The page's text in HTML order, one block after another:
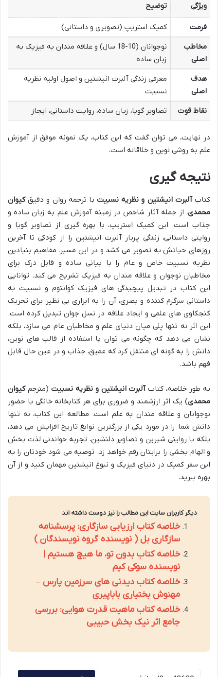
ویژگی توضیح
فرمت
کمیک استریپ (تصویری و داستانی)
مخاطب
اصلی
نوجوانان (10-18 سال) و علاقه مندان به فیزیک به
زبان ساده
هدف
اصلی
معرفی زندگی آلبرت انیشتین و اصول اولیه نظریه
نسبیت
نقاط قوت
تصاویر گویا، زبان ساده، روایت داستانی، ایجاز
در نهایت، می توان گفت که این کتاب، یک نمونه موفق از آموزش
علم به روشی نوین و خلاقانه است.
نتیجه گیری
کتابآلبرت انیشتین و نظریه نسبیتبا ترجمه روان و دقیقکیوان
محمدی، از جمله آثار شاخص در زمینه آموزش علم به زبان ساده و
جذاب است. این کمیک استریپ، با بهره گیری از تصاویر گویا و
روایتی داستانی، زندگی پربار آلبرت انیشتین را از کودکی تا آخرین
روزهای حیاتش به تصویر می کشد و در این مسیر، مفاهیم بنیادین
نظریه نسبیت خاص و عام را با بیانی ساده و قابل درک برای
مخاطبان نوجوان و علاقه مندان به فیزیک تشریح می کند. توانایی
این کتاب در تبدیل پیچیدگی های فیزیک کوانتوم و نسبیت به
داستانی سرگرم کننده و بصری، آن را به ابزاری بی نظیر برای تحریک
کنجکاوی های علمی و ایجاد علاقه در نسل جوان تبدیل کرده است.
این اثر نه تنها پلی میان دنیای علم و مخاطبان عام می سازد، بلکه
نشان می دهد که چگونه می توان با استفاده از قالب های نوین،
دانش را به گونه ای منتقل کرد که عمیق، جذاب و در عین حال قابل
فهم باشد.
به طور خلاصه، کتابآلبرت انیشتین و نظریه نسبیت (مترجمکیوان
محمدی) یک اثر ارزشمند و ضروری برای هر کتابخانه خانگی با حضور
نوجوانان و علاقه مندان به علم است. مطالعه این کتاب، نه تنها
دانش شما را در مورد یکی از بزرگترین نوابغ تاریخ افزایش می دهد،
بلکه با روایتی شیرین و تصاویر دلنشین، تجربه خواندنی لذت بخش
و الهام بخشی را برایتان رقم خواهد زد. توصیه می شود خودتان را به
این سفر کمیک در دنیای فیزیک و نبوغ انیشتین مهمان کنید و از آن
بهره ببرید.
دیگر کاربران سایت این مطالب را نیز دوست داشته اند
خلاصه کتاب ارزیابی سازگاری: پرسشنامه
سازگاری بل ( نویسنده گروه نویسندگان )
خلاصه کتاب بدون تو، ما هیچ هستیم |
نویسنده سوکی کیم
خلاصه کتاب دیدنی های سرزمین پارس –
مهنوش بختیاری باباپیری
خلاصه کتاب ماهیت قدرت هوایی: بررسی
جامع اثر نیک بخش حبیبی